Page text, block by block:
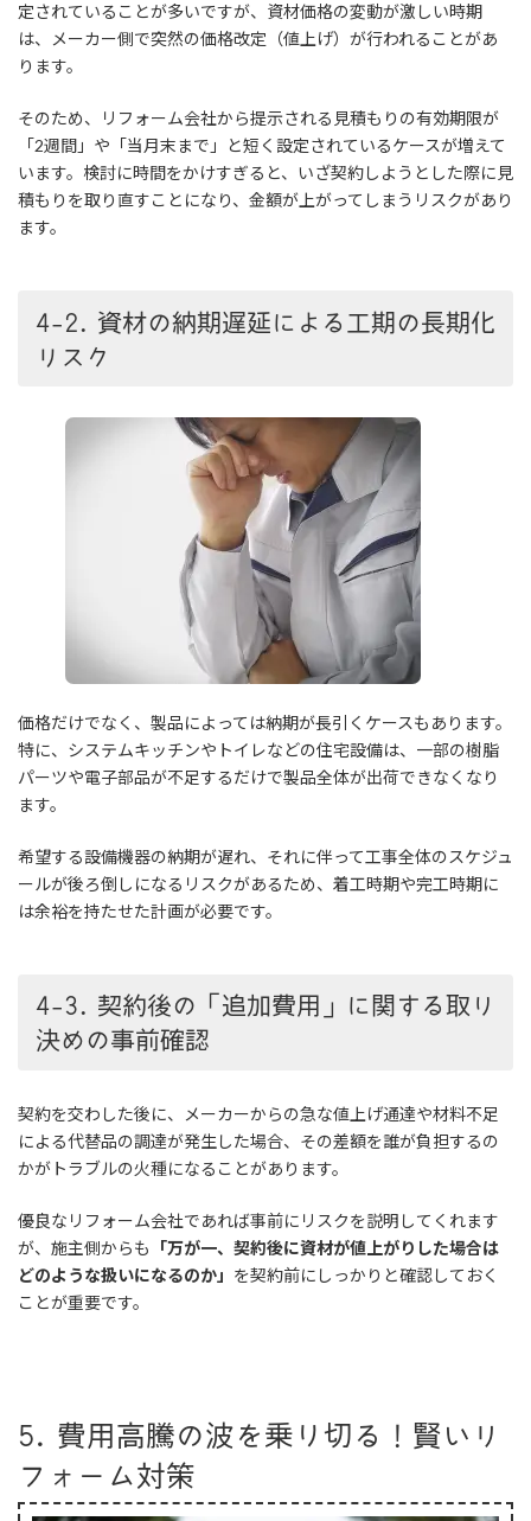
定されていることが多いですが、資材価格の変動が激しい時期
は、メーカー側で突然の価格改定（値上げ）が行われることがあ
ります。
そのため、リフォーム会社から提示される見積もりの有効期限が
「2週間」や「当月末まで」と短く設定されているケースが増えて
います。検討に時間をかけすぎると、いざ契約しようとした際に見
積もりを取り直すことになり、金額が上がってしまうリスクがあり
ます。
4-2. 資材の納期遅延による工期の長期化
リスク
価格だけでなく、製品によっては納期が長引くケースもあります。
特に、システムキッチンやトイレなどの住宅設備は、一部の樹脂
パーツや電子部品が不足するだけで製品全体が出荷できなくなり
ます。
希望する設備機器の納期が遅れ、それに伴って工事全体のスケジュ
ールが後ろ倒しになるリスクがあるため、着工時期や完工時期に
は余裕を持たせた計画が必要です。
4-3. 契約後の「追加費用」に関する取り
決めの事前確認
契約を交わした後に、メーカーからの急な値上げ通達や材料不足
による代替品の調達が発生した場合、その差額を誰が負担するの
かがトラブルの火種になることがあります。
優良なリフォーム会社であれば事前にリスクを説明してくれます
が、施主側からも
「万が一、契約後に資材が値上がりした場合は
どのような扱いになるのか」 を契約前にしっかりと確認しておく
ことが重要です。
5. 費用高騰の波を乗り切る！賢いリ
フォーム対策